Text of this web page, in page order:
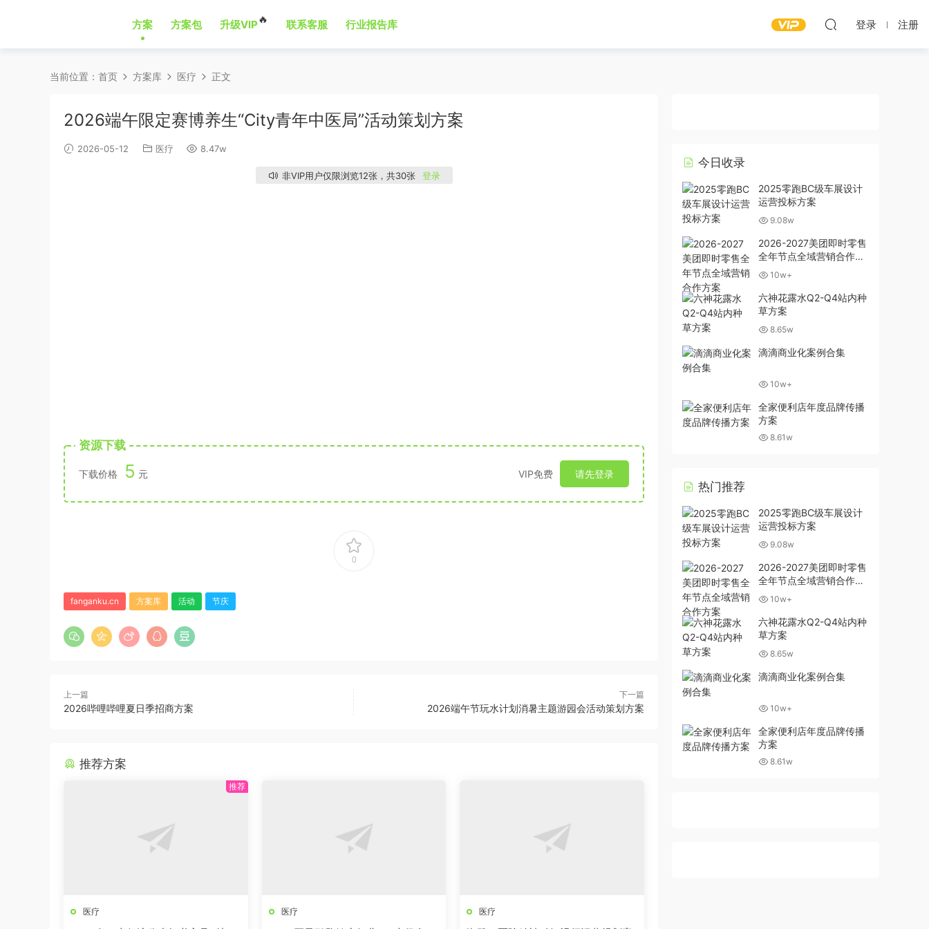
方案 方案包 升级VIP🔥 联系客服 行业报告库 登录 注册
当前位置： 首页 方案库 医疗 正文
2026端午限定赛博养生“City青年中医局”活动策划方案
2026-05-12 医疗 8.47w
非VIP用户仅限浏览12张，共30张 登录
资源下载
下载价格 5 元 VIP免费 请先登录
0
fanganku.cn 方案库 活动 节庆
上一篇
2026哔哩哔哩夏日季招商方案
下一篇
2026端午节玩水计划消暑主题游园会活动策划方案
推荐方案
医疗 医疗 医疗
今日收录
2025零跑BC级车展设计
运营投标方案
9.08w
2026-2027美团即时零售
全年节点全域营销合作方
案 10w+
六神花露水Q2-Q4站内种
草方案
8.65w
滴滴商业化案例合集
10w+
全家便利店年度品牌传播
方案
8.61w
热门推荐
2025零跑BC级车展设计
运营投标方案
9.08w
2026-2027美团即时零售
全年节点全域营销合作方
案 10w+
六神花露水Q2-Q4站内种
草方案
8.65w
滴滴商业化案例合集
10w+
全家便利店年度品牌传播
方案
8.61w